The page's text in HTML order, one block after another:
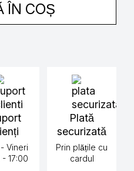
ÎN COȘ
Vineri
17:00
Plată
securizată
Prin plățile cu
cardul